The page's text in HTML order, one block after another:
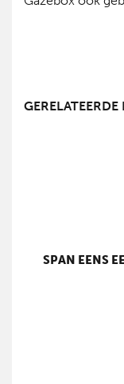
GERELATEERDE
SPAN EENS